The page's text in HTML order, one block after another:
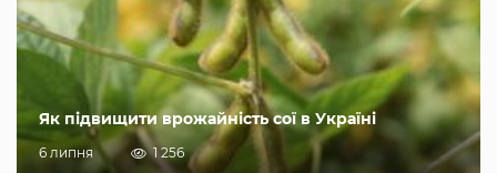
Як підвищити врожайність сої в Україні
6 липня 1 256